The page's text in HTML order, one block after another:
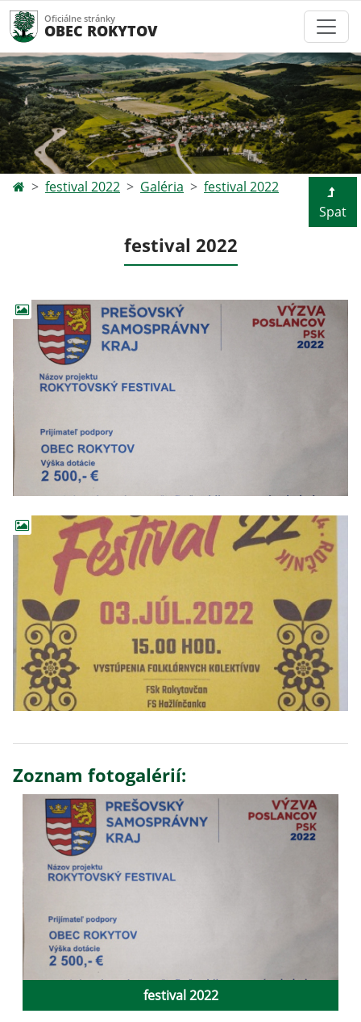
Oficiálne stránky
OBEC ROKYTOV
festival 2022 Galéria
festival 2022
Spat
festival 2022
Zoznam fotogalérií:
festival 2022